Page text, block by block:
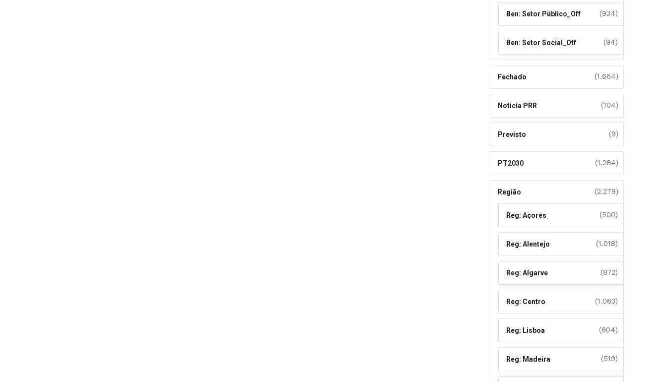
Ben: Setor Público_Off (934)
Ben: Setor Social_Off (94)
Fechado (1.664)
Notícia PRR (104)
Previsto (9)
PT2030 (1.284)
Região (2.279)
Reg: Açores (500)
Reg: Alentejo (1.018)
Reg: Algarve (872)
Reg: Centro (1.063)
Reg: Lisboa (804)
Reg: Madeira (519)